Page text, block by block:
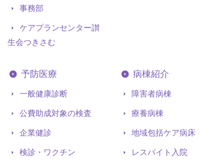
事務部
ケアプランセンター讃
生会つきさむ
予防医療
一般健康診断
公費助成対象の検査
企業健診
検診・ワクチン
病棟紹介
障害者病棟
療養病棟
地域包括ケア病床
レスパイト入院